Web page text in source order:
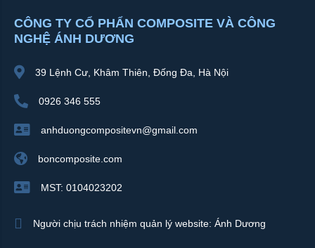
CÔNG TY CỔ PHẨN COMPOSITE VÀ CÔNG
NGHỆ ÁNH DƯƠNG
39 Lệnh Cư, Khâm Thiên, Đống Đa, Hà Nội
0926 346 555
anhduongcompositevn@gmail.com
boncomposite.com
MST: 0104023202
Người chịu trách nhiệm quản lý website: Ánh Dương